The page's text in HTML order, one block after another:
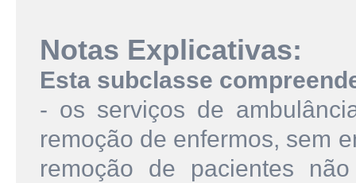
Notas Explicativas:
Esta subclasse
- os serviços de
remoção de enfermos, sem
remoção de pacientes